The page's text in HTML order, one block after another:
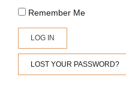
Remember Me
LOG IN
LOST YOUR PASSWORD?